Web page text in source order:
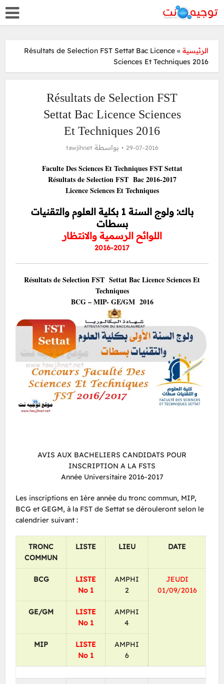
الرئيسية »
Résultats de Selection FST Settat Bac Licence
Sciences Et Techniques 2016
Résultats de Selection FST
Settat Bac Licence Sciences
Et Techniques 2016
29-07-2016 بواسطةtawjihnet
Faculte Des Sciences Et Techniques FST Settat
Résultats de Selection FST Bac 2016-2017
Licence Sciences Et Techniques
باك: ولوج السنة 1 بكلية العلوم والتقنيات
بسطات
اللوائح الرسمية والانتظار
2016-2017
Résultats de Selection FST Settat BacLicence Sciences Et
Techniques
BCG – MIP- GE/GM 2016
AVIS AUX BACHELIERS CANDIDATS POUR
INSCRIPTION A LA FSTS
Année Universitaire 2016-2017
Les inscriptions en 1ère année du tronc commun, MIP,
BCG et GEGM, à la FST de Settat se dérouleront selon le
calendrier suivant :
TRONC
COMMUN
LISTE LIEU DATE
BCG
LISTE
No 1
AMPHI
2
JEUDI
01/09/2016
GE/GM
LISTE
No 1
AMPHI
4
MIP
LISTE
No 1
AMPHI
6